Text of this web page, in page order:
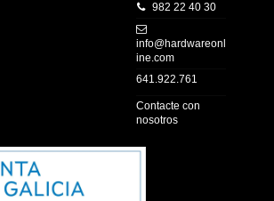
982 22 40 30
info@hardwareonl
ine.com
641.922.761
Contacte con
nosotros